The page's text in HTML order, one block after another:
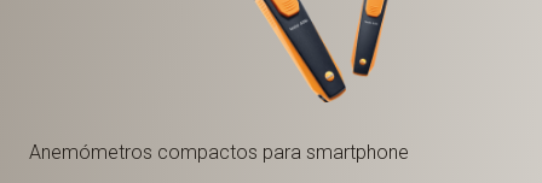
Anemómetros compactos para smartphone